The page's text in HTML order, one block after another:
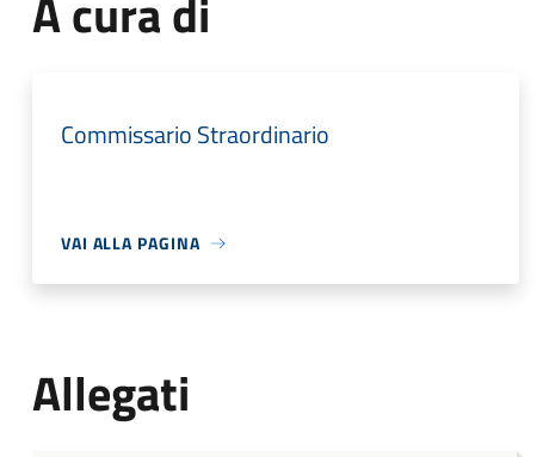
A cura di
Commissario Straordinario
VAI ALLA PAGINA
Allegati